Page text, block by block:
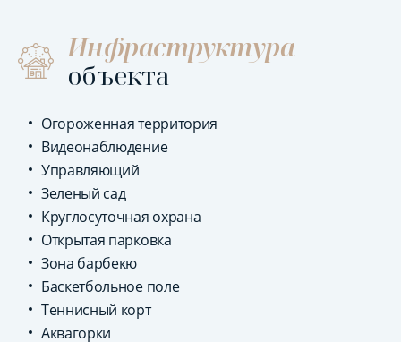
Инфраструктура
объекта
Огороженная территория
Видеонаблюдение
Управляющий
Зеленый сад
Круглосуточная охрана
Открытая парковка
Зона барбекю
Баскетбольное поле
Теннисный корт
Аквагорки